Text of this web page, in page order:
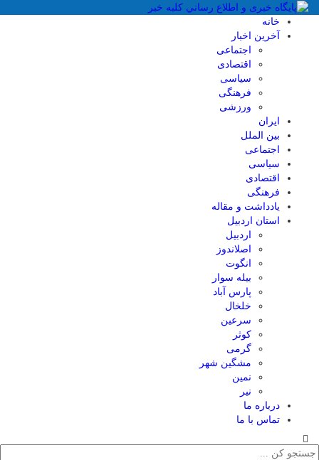
خانه
آخرین اخبار
اجتماعی
اقتصادی
سیاسی
فرهنگی
ورزشی
ایران
بین الملل
اجتماعی
سیاسی
اقتصادی
فرهنگی
یادداشت و مقاله
استان اردبیل
اردبیل
اصلاندوز
انگوت
بیله سوار
پارس آباد
خلخال
سرعین
کوثر
گرمی
مشگین شهر
نمین
نیر
درباره ما
تماس با ما